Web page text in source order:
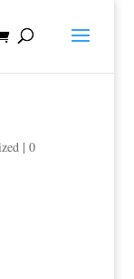
| 0